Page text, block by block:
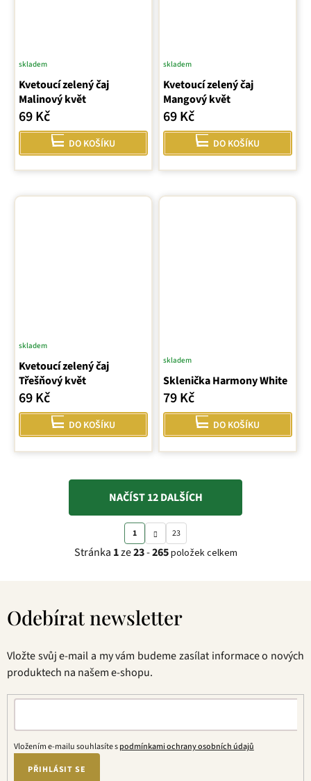
Kvetoucí zelený čaj
Malinový květ
skladem
69 Kč
DO KOŠÍKU
Kvetoucí zelený čaj
Mangový květ
skladem
69 Kč
DO KOŠÍKU
Kvetoucí zelený čaj
Třešňový květ
skladem
69 Kč
DO KOŠÍKU
Sklenička Harmony White
skladem
79 Kč
DO KOŠÍKU
O
v
l
a
c
p
k
v
ý
NAČÍST 12 DALŠÍCH
S
t
r
o
á
1 23
Stránka 1ze23-265položek celkem
Odebírat newsletter
Vložte svůj e-mail a my vám budeme zasílat informace o nových
produktech na našem e-shopu.
Vložením e-mailu souhlasíte spodmínkami ochrany osobních údajů
PŘIHLÁSIT SE